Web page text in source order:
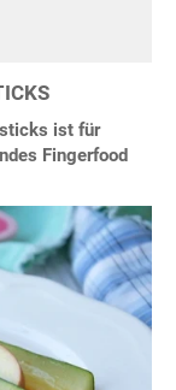
ist für
Fingerfood